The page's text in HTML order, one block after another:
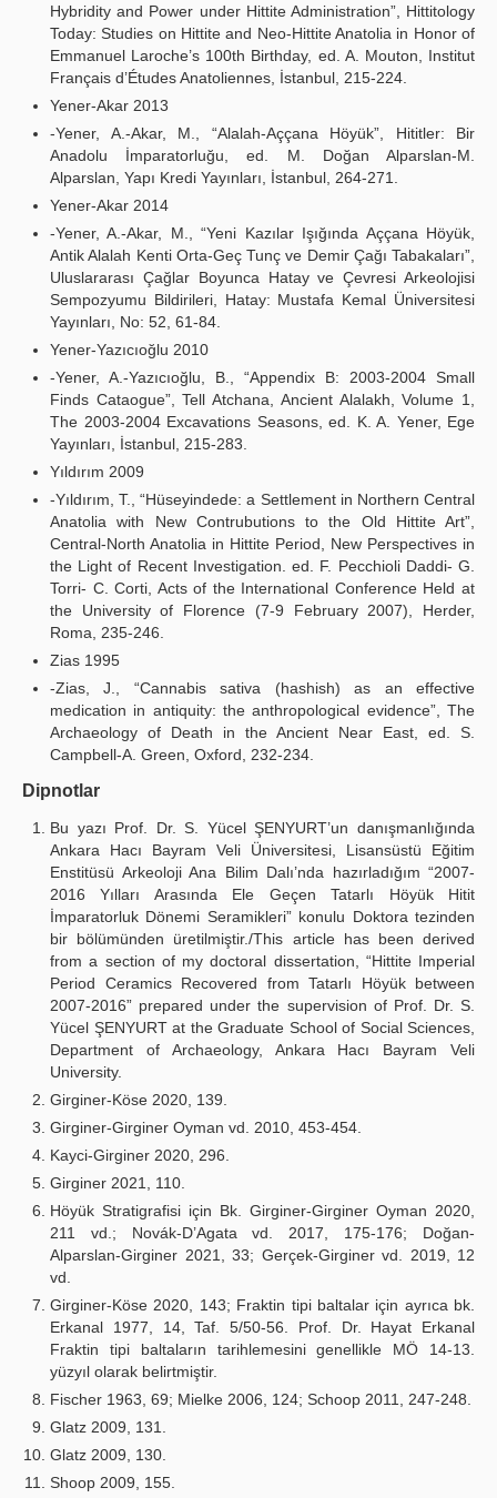
Hybridity and Power under Hittite Administration”, Hittitology
Today: Studies on Hittite and Neo-Hittite Anatolia in Honor of
Emmanuel Laroche’s 100th Birthday, ed. A. Mouton, Institut
Français d’Études Anatoliennes, İstanbul, 215-224.
Yener-Akar 2013
-Yener, A.-Akar, M., “Alalah-Aççana Höyük”, Hititler: Bir
Anadolu İmparatorluğu, ed. M. Doğan Alparslan-M.
Alparslan, Yapı Kredi Yayınları, İstanbul, 264-271.
Yener-Akar 2014
-Yener, A.-Akar, M., “Yeni Kazılar Işığında Aççana Höyük,
Antik Alalah Kenti Orta-Geç Tunç ve Demir Çağı Tabakaları”,
Uluslararası Çağlar Boyunca Hatay ve Çevresi Arkeolojisi
Sempozyumu Bildirileri, Hatay: Mustafa Kemal Üniversitesi
Yayınları, No: 52, 61-84.
Yener-Yazıcıoğlu 2010
-Yener, A.-Yazıcıoğlu, B., “Appendix B: 2003-2004 Small
Finds Cataogue”, Tell Atchana, Ancient Alalakh, Volume 1,
The 2003-2004 Excavations Seasons, ed. K. A. Yener, Ege
Yayınları, İstanbul, 215-283.
Yıldırım 2009
-Yıldırım, T., “Hüseyindede: a Settlement in Northern Central
Anatolia with New Contrubutions to the Old Hittite Art”,
Central-North Anatolia in Hittite Period, New Perspectives in
the Light of Recent Investigation. ed. F. Pecchioli Daddi- G.
Torri- C. Corti, Acts of the International Conference Held at
the University of Florence (7-9 February 2007), Herder,
Roma, 235-246.
Zias 1995
-Zias, J., “Cannabis sativa (hashish) as an effective
medication in antiquity: the anthropological evidence”, The
Archaeology of Death in the Ancient Near East, ed. S.
Campbell-A. Green, Oxford, 232-234.
Dipnotlar
Bu yazı Prof. Dr. S. Yücel ŞENYURT’un danışmanlığında
Ankara Hacı Bayram Veli Üniversitesi, Lisansüstü Eğitim
Enstitüsü Arkeoloji Ana Bilim Dalı’nda hazırladığım “2007-
2016 Yılları Arasında Ele Geçen Tatarlı Höyük Hitit
İmparatorluk Dönemi Seramikleri” konulu Doktora tezinden
bir bölümünden üretilmiştir./This article has been derived
from a section of my doctoral dissertation, “Hittite Imperial
Period Ceramics Recovered from Tatarlı Höyük between
2007-2016” prepared under the supervision of Prof. Dr. S.
Yücel ŞENYURT at the Graduate School of Social Sciences,
Department of Archaeology, Ankara Hacı Bayram Veli
University.
Girginer-Köse 2020, 139.
Girginer-Girginer Oyman vd. 2010, 453-454.
Kayci-Girginer 2020, 296.
Girginer 2021, 110.
Höyük Stratigrafisi için Bk. Girginer-Girginer Oyman 2020,
211 vd.; Novák-D’Agata vd. 2017, 175-176; Doğan-
Alparslan-Girginer 2021, 33; Gerçek-Girginer vd. 2019, 12
vd.
Girginer-Köse 2020, 143; Fraktin tipi baltalar için ayrıca bk.
Erkanal 1977, 14, Taf. 5/50-56. Prof. Dr. Hayat Erkanal
Fraktin tipi baltaların tarihlemesini genellikle MÖ 14-13.
yüzyıl olarak belirtmiştir.
Fischer 1963, 69; Mielke 2006, 124; Schoop 2011, 247-248.
Glatz 2009, 131.
Glatz 2009, 130.
Shoop 2009, 155.